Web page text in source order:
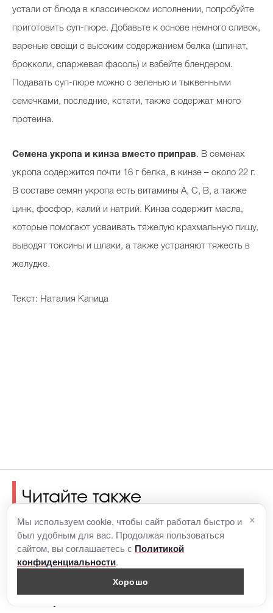
устали от блюда в классическом исполнении, попробуйте
приготовить суп-пюре. Добавьте к основе немного сливок,
вареные овощи с высоким содержанием белка (шпинат,
брокколи, спаржевая фасоль) и взбейте блендером.
Подавать суп-пюре можно с зеленью и тыквенными
семечками, последние, кстати, также содержат много
протеина.
Семена укропа и кинза вместо приправ. В семенах
укропа содержится почти 16 г белка, в кинзе – около 22 г.
В составе семян укропа есть витамины А, С, В, а также
цинк, фосфор, калий и натрий. Кинза содержит масла,
которые помогают усваивать тяжелую крахмальную пищу,
выводят токсины и шлаки, а также устраняют тяжесть в
желудке.
Текст: Наталия Капица
Читайте также
Два рецепта полезных
завтраков
Мы используем cookie, чтобы сайт работал быстро и
был удобным для вас. Продолжая пользоваться
сайтом, вы соглашаетесь с Политикой
конфиденциальности.
Хорошо
×